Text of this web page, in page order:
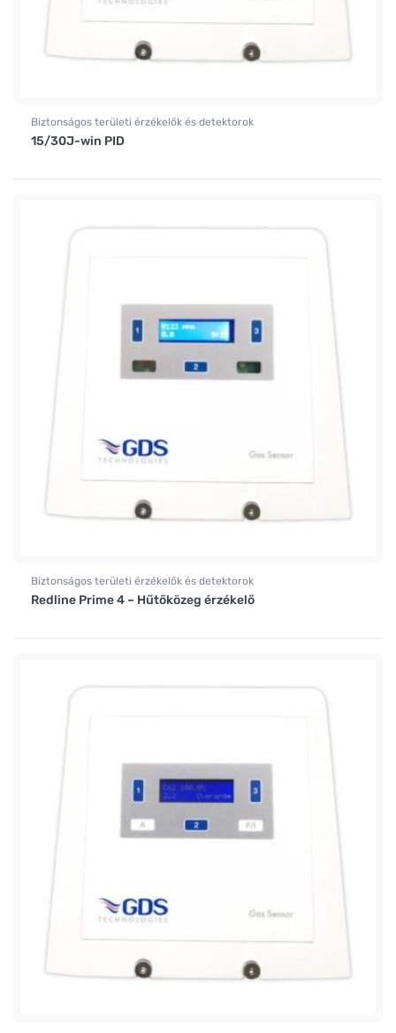
Biztonságos területi érzékelők és detektorok
15/30J-win PID
Biztonságos területi érzékelők és detektorok
Redline Prime 4 – Hűtőközeg érzékelő